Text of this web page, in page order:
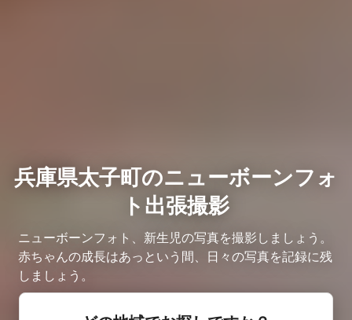
兵庫県太子町のニューボーンフォ
ト出張撮影
ニューボーンフォト、新生児の写真を撮影しましょう。
赤ちゃんの成長はあっという間、日々の写真を記録に残
しましょう。